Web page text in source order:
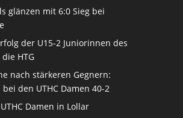
glänzen mit 6:0 Sieg bei
der U15-2 Juniorinnen des
die HTG
nach stärkeren Gegnern:
den UTHC Damen 40-2
Damen in Lollar